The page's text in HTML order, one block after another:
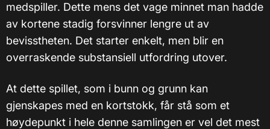
medspiller. Dette mens det vage minnet man hadde
av kortene stadig forsvinner lengre ut av
bevisstheten. Det starter enkelt, men blir en
overraskende substansiell utfordring utover.
At dette spillet, som i bunn og grunn kan
gjenskapes med en kortstokk, får stå som et
høydepunkt i hele denne samlingen er vel det mest